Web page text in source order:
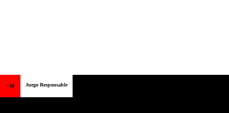
+18 Juego Responsable